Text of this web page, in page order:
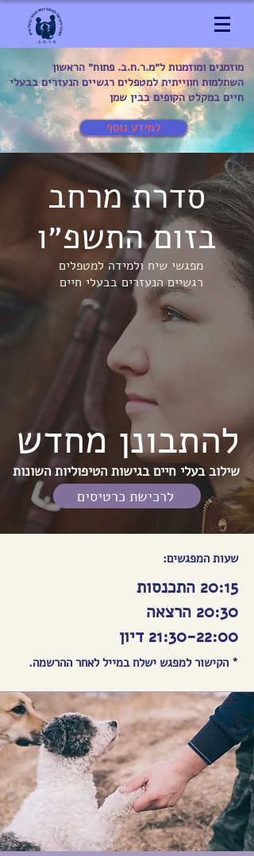
מוזמנים ומוזמנות ל״מ.ר.ח.ב. פתוח״ הראשון
השתלמות חווייתית למטפלים רגשיים הנעזרים בבעלי
חיים במקלט הקופים בבין שמן
למידע נוסף
סדרת מרחב
בזום התשפ״ו
מפגשי שיח ולמידה למטפלים
רגשיים הנעזרים בבעלי חיים
להתבונן מחדש
שילוב בעלי חיים בגישות הטיפוליות השונות
לרכישת כרטיסים
שעות המפגשים:
20:15 התכנסות
20:30 הרצאה
21:30-22:00 דיון
* הקישור למפגש ישלח במייל לאחר ההרשמה.